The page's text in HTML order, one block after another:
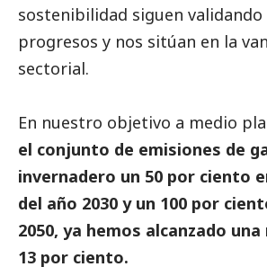
sostenibilidad siguen
progresos y nos sitúan en la
sectorial.
En nuestro objetivo a medio
el conjunto de emisiones de
invernadero un 50 por ciento
del año 2030 y un 100 por
2050, ya hemos alcanzado
13 por ciento.